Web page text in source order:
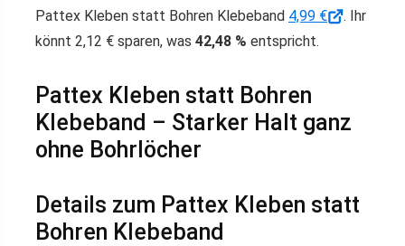
Pattex Kleben statt Bohren Klebeband 4,99 €
. Ihr
könnt 2,12 € sparen, was 42,48 % entspricht.
Pattex Kleben statt Bohren
Klebeband – Starker Halt ganz
ohne Bohrlöcher
Details zum Pattex Kleben statt
Bohren Klebeband